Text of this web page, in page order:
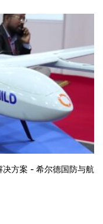
方案 - 希尔德国防与航